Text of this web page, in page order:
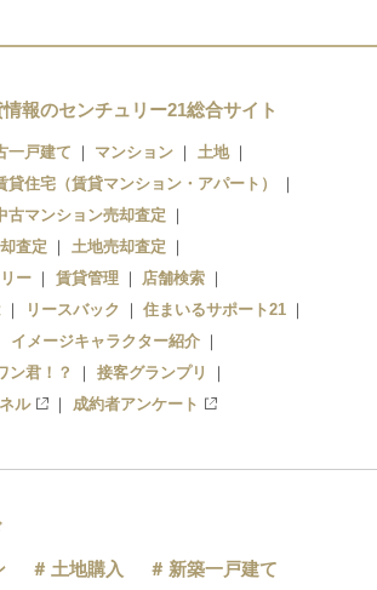
報のセンチュリー21総合サイト
一戸建て マンション
土地
貸住宅（賃貸マンション・アパート）
古マンション売却査定
査定
土地売却査定
ー
賃貸管理
店舗検索
リースバック
住まいるサポート21
イメージキャラクター紹介
ン君！？
接客グランプリ
ル
成約者アンケート
土地購入
新築一戸建て